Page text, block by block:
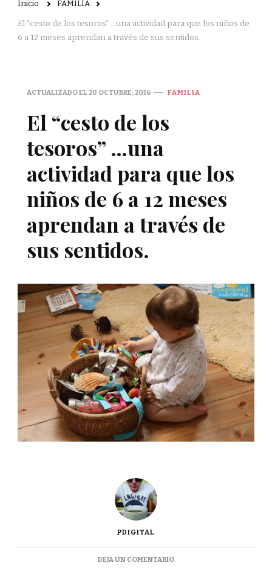
Inicio FAMILIA
El “cesto de los tesoros” …una actividad para que los niños de
6 a 12 meses aprendan a través de sus sentidos.
ACTUALIZADO EL 20 OCTUBRE, 2016 FAMILIA
El “cesto de los
tesoros” …una
actividad para que los
niños de 6 a 12 meses
aprendan a través de
sus sentidos.
PDIGITAL
DEJA UN COMENTARIOEN